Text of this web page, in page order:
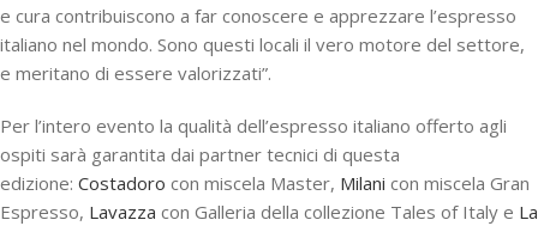
e cura contribuiscono a far conoscere e apprezzare l’espresso
italiano nel mondo. Sono questi locali il vero motore del settore,
e meritano di essere valorizzati”.
Per l’intero evento la qualità dell’espresso italiano offerto agli
ospiti sarà garantita dai partner tecnici di questa
edizione: Costadoro con miscela Master, Milani con miscela Gran
Espresso, Lavazza con Galleria della collezione Tales of Italy e La